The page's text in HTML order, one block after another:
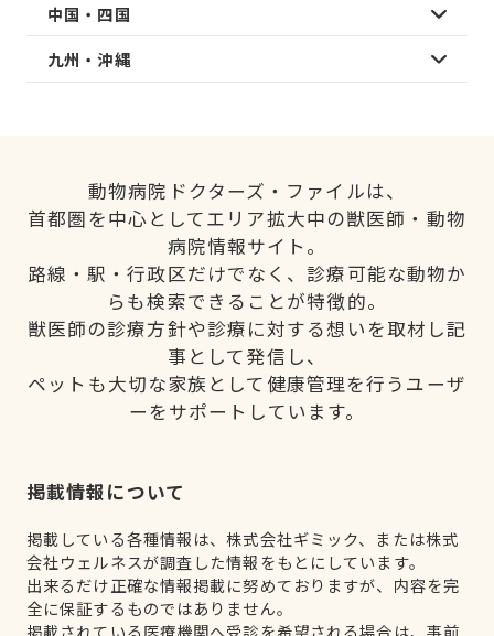
中国・四国
九州・沖縄
動物病院ドクターズ・ファイルは、
首都圏を中心としてエリア拡大中の獣医師・動物
病院情報サイト。
路線・駅・行政区だけでなく、診療可能な動物か
らも検索できることが特徴的。
獣医師の診療方針や診療に対する想いを取材し記
事として発信し、
ペットも大切な家族として健康管理を行うユーザ
ーをサポートしています。
掲載情報について
掲載している各種情報は、株式会社ギミック、または株式
会社ウェルネスが調査した情報をもとにしています。
出来るだけ正確な情報掲載に努めておりますが、内容を完
全に保証するものではありません。
掲載されている医療機関へ受診を希望される場合は、事前